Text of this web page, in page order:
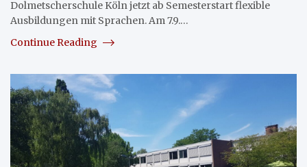
Dolmetscherschule Köln jetzt ab Semesterstart flexible
Ausbildungen mit Sprachen. Am 7.9.…
Continue Reading